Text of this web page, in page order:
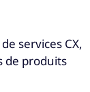
services CX,
de produits